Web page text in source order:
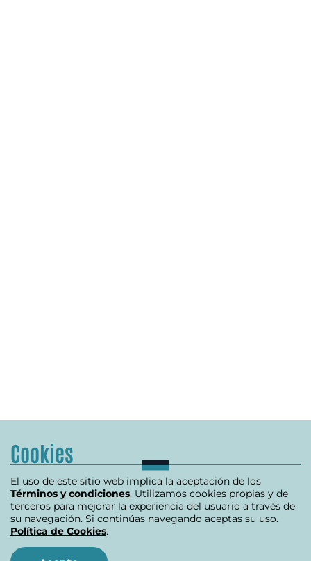
Cookies
El uso de este sitio web implica la aceptación de los
Términos y condiciones. Utilizamos cookies propias y de
terceros para mejorar la experiencia del usuario a través de
su navegación. Si continúas navegando aceptas su uso.
Política de Cookies.